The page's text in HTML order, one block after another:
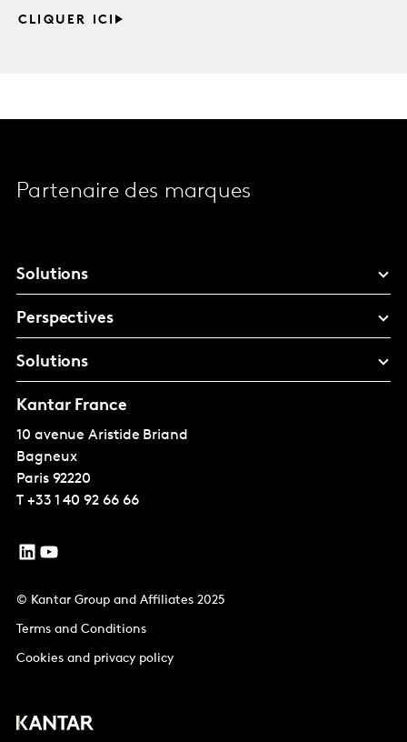
CLIQUER ICI
Partenaire des marques
Solutions
Perspectives
Solutions
Kantar France
10 avenue Aristide Briand
Bagneux
Paris 92220
T +33 1 40 92 66 66
© Kantar Group and Affiliates 2025
Terms and Conditions
Cookies and privacy policy